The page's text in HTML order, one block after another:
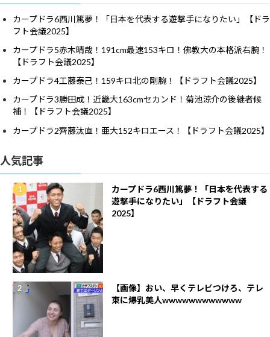
カープドラ6西川篤夢！「日本を代表する遊撃手になりたい」【ドラ
フト会議2025】
カープドラ5赤木晴哉！191cm最速153キロ！佛教大の本格派右腕！
【ドラフト会議2025】
カープドラ4工藤泰己！159キロ北の剛腕！【ドラフト会議2025】
カープドラ3勝田成！近畿大163cmセカンド！菊池涼介の後継者候
補！【ドラフト会議2025】
カープドラ2齊藤汰直！亜大152キロエース！【ドラフト会議2025】
人気記事
カープドラ6西川篤夢！「日本を代表する
遊撃手になりたい」【ドラフト会議
2025】
【画像】おい、早くテレビつけろ、テレ
東に爆乳美人wwwwwwwwwwww